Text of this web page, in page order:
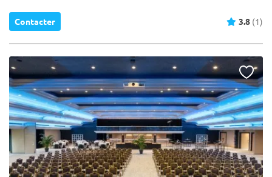
Contacter 3.8 (1)